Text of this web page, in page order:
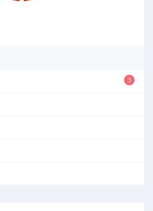
3